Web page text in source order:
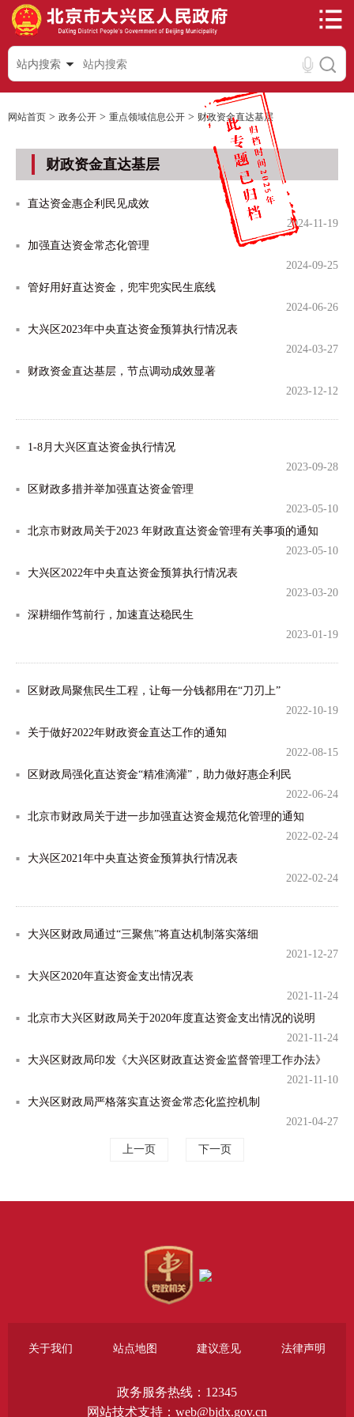
站内搜索
网站首页 > 政务公开 > 重点领域信息公开 > 财政资金直达基层
财政资金直达基层
直达资金惠企利民见成效
2024-11-19
加强直达资金常态化管理
2024-09-25
管好用好直达资金，兜牢兜实民生底线
2024-06-26
大兴区2023年中央直达资金预算执行情况表
2024-03-27
财政资金直达基层，节点调动成效显著
2023-12-12
1-8月大兴区直达资金执行情况
2023-09-28
区财政多措并举加强直达资金管理
2023-05-10
北京市财政局关于2023 年财政直达资金管理有关事项的通知
2023-05-10
大兴区2022年中央直达资金预算执行情况表
2023-03-20
深耕细作笃前行，加速直达稳民生
2023-01-19
区财政局聚焦民生工程，让每一分钱都用在“刀刃上”
2022-10-19
关于做好2022年财政资金直达工作的通知
2022-08-15
区财政局强化直达资金“精准滴灌”，助力做好惠企利民
2022-06-24
北京市财政局关于进一步加强直达资金规范化管理的通知
2022-02-24
大兴区2021年中央直达资金预算执行情况表
2022-02-24
大兴区财政局通过“三聚焦”将直达机制落实落细
2021-12-27
大兴区2020年直达资金支出情况表
2021-11-24
北京市大兴区财政局关于2020年度直达资金支出情况的说明
2021-11-24
大兴区财政局印发《大兴区财政直达资金监督管理工作办法》
2021-11-10
大兴区财政局严格落实直达资金常态化监控机制
2021-04-27
上一页 下一页
关于我们 站点地图 建议意见 法律声明
政务服务热线：12345
网站技术支持：web@bjdx.gov.cn